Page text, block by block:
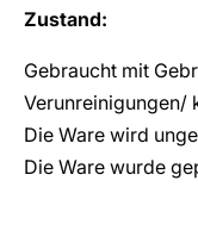
Zustand:
Gebraucht mit
Verunreinigungen/
Die Ware wird
Die Ware wurde